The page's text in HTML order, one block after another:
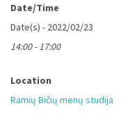
Date/Time
Date(s) - 2022/02/23
14:00 - 17:00
Location
Ramių Bičių menų studija